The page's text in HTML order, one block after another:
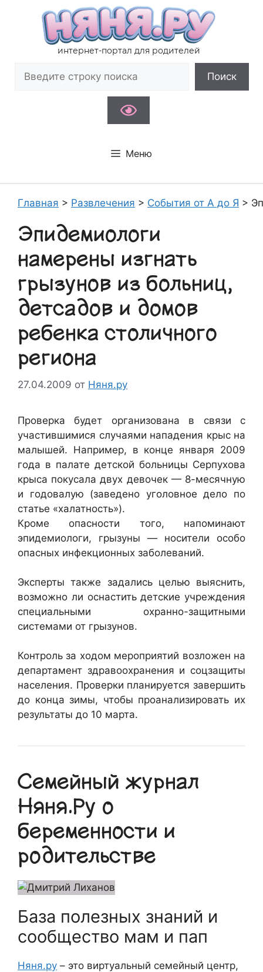
содержимому
интернет-портал для родителей
Поиск
Меню
Главная > Развлечения > События от А до Я >
Эпидемиологи
намерены изгнать
грызунов из больниц,
детсадов и домов
ребенка столичного
региона
27.04.2009 от Няня.ру
Проверка будет организована в связи с
участившимися случаями нападения крыс на
малышей. Например, в конце января 2009
года в палате детской больницы Серпухова
крыса покусала двух девочек — 8-месячную
и годовалую (заведено уголовное дело по
статье «халатность»).
Кроме опасности того, напоминают
эпидемиологи, грызуны — носители особо
опасных инфекционных заболеваний.
Эксперты также задались целью выяснить,
возможно ли оснастить детские учреждения
специальными охранно-защитными
системами от грызунов.
Контроль за ходом мероприятий возложен на
департамент здравоохранения и соцзащиты
населения. Проверки планируется завершить
до конца зимы, чтобы проанализировать их
результаты до 10 марта.
Семейный журнал
Няня.Ру о
беременности и
родительстве
База полезных знаний и
сообщество мам и пап
Няня.ру – это виртуальный семейный центр,